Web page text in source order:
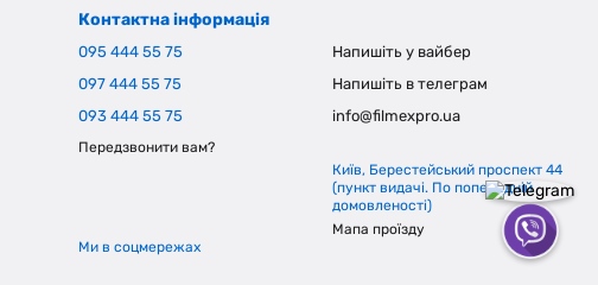
Контактна інформація
095 444 55 75
097 444 55 75
093 444 55 75
Передзвонити вам?
Напишіть у вайбер
Напишіть в телеграм
info@filmexpro.ua
Київ, Берестейський проспект 44
(пункт видачі. По попередній
домовленості)
Мапа проїзду
Ми в соцмережах